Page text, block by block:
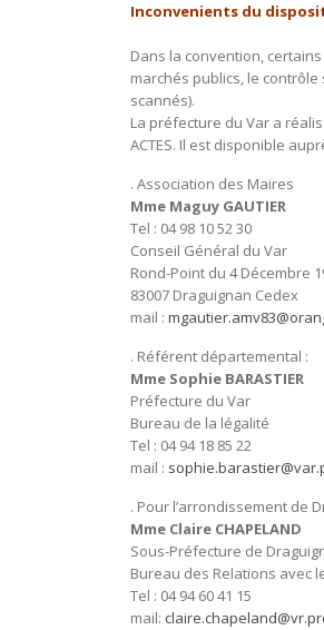
Inconvenients du
Dans la convention,
marchés publics, le
scannés).
La préfecture du Var a
ACTES. Il est disponible
. Association des Maires
Mme Maguy GAUTIER
Tel : 04 98 10 52 30
Conseil Général du Var
Rond-Point du 4 Décembre
83007 Draguignan Cedex
mail :
. Référent départemental :
Mme Sophie BARASTIER
Préfecture du Var
Bureau de la légalité
Tel : 04 94 18 85 22
mail :
. Pour l’arrondissement de
Mme Claire CHAPELAND
Sous-Préfecture de
Bureau des Relations avec
Tel : 04 94 60 41 15
mail: